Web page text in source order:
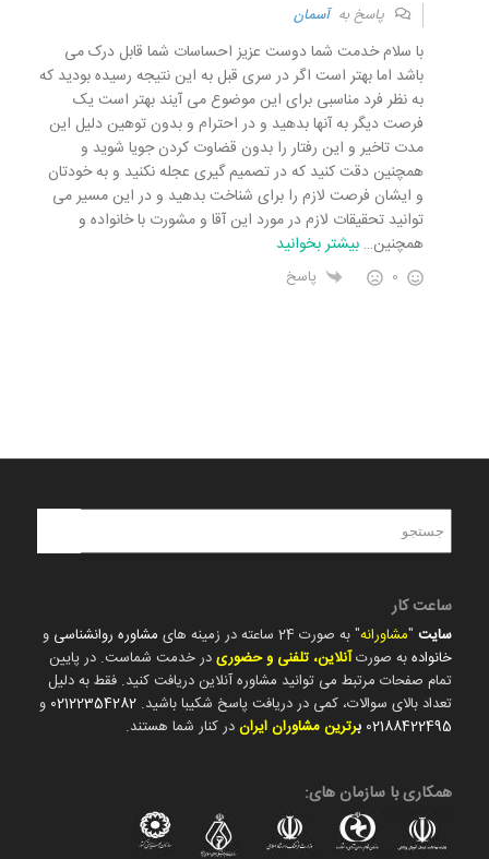
پاسخ بهآسمان
با سلام خدمت شما دوست عزیز احساسات شما قابل درک می
باشد اما بهتر است اگر در سری قبل به این نتیجه رسیده بودید که
به نظر فرد مناسبی برای این موضوع می آیند بهتر است یک
فرصت دیگر به آنها بدهید و در احترام و بدون توهین دلیل این
مدت تاخیر و این رفتار را بدون قضاوت کردن جویا شوید و
همچنین دقت کنید که در تصمیم گیری عجله نکنید و به خودتان
و ایشان فرصت لازم را برای شناخت بدهید و در این مسیر می
توانید تحقیقات لازم در مورد این آقا و مشورت با خانواده و
همچنین… بیشتر بخوانید
0 پاسخ
ساعت کار
سایت"مشاورانه" به صورت 24 ساعته در زمینه های مشاوره روانشناسی و
خانوادهبه صورتآنلاین، تلفنی و حضوریدر خدمت شماست. در پایین
تمام صفحات مرتبط می توانید مشاوره آنلاین دریافت کنید. فقط به دلیل
تعداد بالای سوالات، کمی در دریافت پاسخ شکیبا باشید. 02122354282 و
02188422495 برترین مشاوران ایراندر کنار شما هستند.
همکاری با سازمان های: